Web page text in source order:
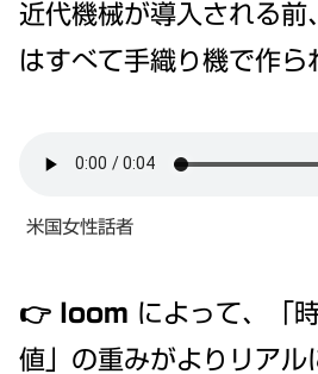
近代機械が導入される前
はすべて手織り機で作ら
米国女性話者
👉 loom によって、「
値」の重みがよりリアル